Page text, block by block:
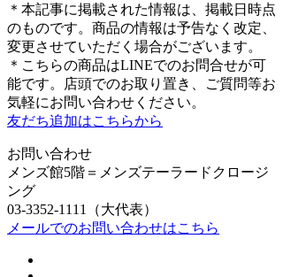
＊本記事に掲載された情報は、掲載日時点
のものです。商品の情報は予告なく改定、
変更させていただく場合がございます。
＊こちらの商品はLINEでのお問合せが可
能です。店頭でのお取り置き、ご質問等お
気軽にお問い合わせください。
友だち追加はこちらから
お問い合わせ
メンズ館5階＝メンズテーラードクロージ
ング
03-3352-1111（大代表）
メールでのお問い合わせはこちら